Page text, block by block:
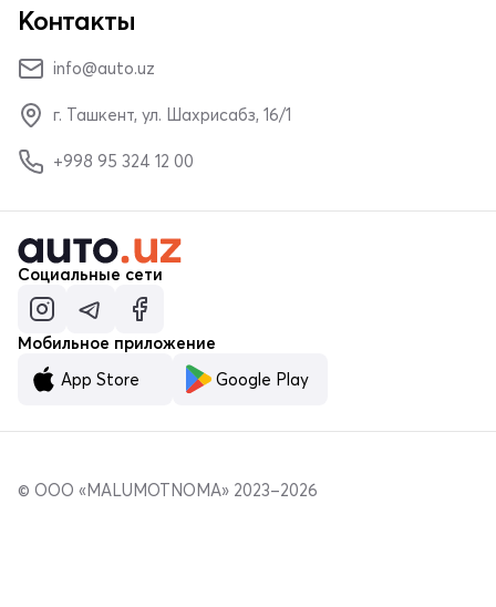
Контакты
info@auto.uz
г. Ташкент, ул. Шахрисабз, 16/1
+998 95 324 12 00
Социальные сети
Мобильное приложение
App Store
Google Play
© ООО «MALUMOTNOMA» 2023–2026